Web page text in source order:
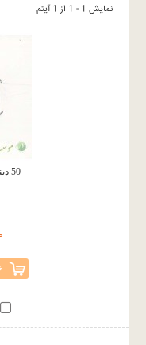
نمایش 1 - 1 از 1 آیتم
50 دینار مسی 1322 (بانکی)